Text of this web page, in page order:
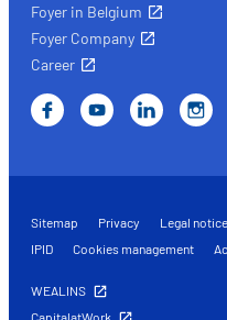
Foyer in Belgium
Foyer Company
Career
Sitemap Privacy Legal
IPID
Cookies management
WEALINS
CapitalatWork